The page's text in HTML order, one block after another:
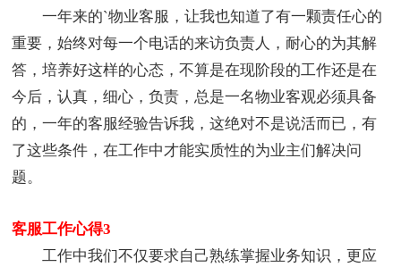
一年来的`物业客服，让我也知道了有一颗责任心的
重要，始终对每一个电话的来访负责人，耐心的为其解
答，培养好这样的心态，不算是在现阶段的工作还是在
今后，认真，细心，负责，总是一名物业客观必须具备
的，一年的客服经验告诉我，这绝对不是说活而已，有
了这些条件，在工作中才能实质性的为业主们解决问
题。
客服工作心得3
工作中我们不仅要求自己熟练掌握业务知识，更应